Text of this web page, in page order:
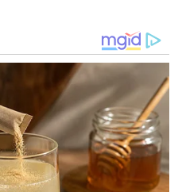
కోసం ఏసియానెట్ తెలుగు
గా ఎంచుకోండి